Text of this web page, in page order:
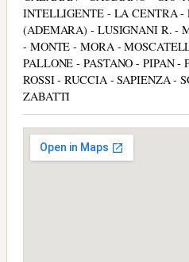
INTELLIGENTE - LA CENTRA -
(ADEMARA) - LUSIGNANI R. -
- MONTE - MORA -
PALLONE - PASTANO - PIPAN
ROSSI - RUCCIA - SAPIENZA -
ZABATTI